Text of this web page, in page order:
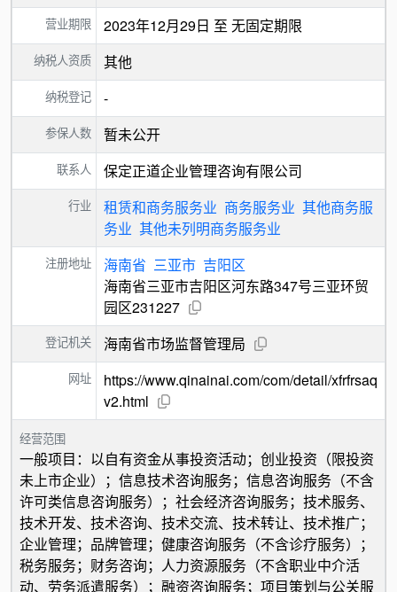
营业期限 2023年12月29日 至 无固定期限
纳税人资质 其他
纳税登记 -
参保人数 暂未公开
联系人 保定正道企业管理咨询有限公司
行业 租赁和商务服务业 商务服务业 其他商务服
务业 其他未列明商务服务业
注册地址 海南省 三亚市 吉阳区
海南省三亚市吉阳区河东路347号三亚环贸
园区231227
登记机关 海南省市场监督管理局
网址
https://www.qinainai.com/com/detail/xfrfrsaq
v2.html
经营范围
一般项目：以自有资金从事投资活动；创业投资（限投资
未上市企业）；信息技术咨询服务；信息咨询服务（不含
许可类信息咨询服务）；社会经济咨询服务；技术服务、
技术开发、技术咨询、技术交流、技术转让、技术推广；
企业管理；品牌管理；健康咨询服务（不含诊疗服务）；
税务服务；财务咨询；人力资源服务（不含职业中介活
动、劳务派遣服务）；融资咨询服务；项目策划与公关服